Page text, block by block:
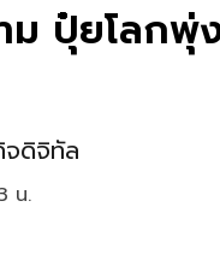
ปุ๋ยโลกพุ่
จดิจิทัล
น.